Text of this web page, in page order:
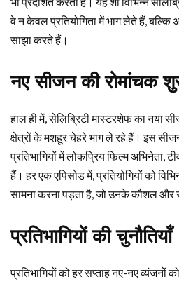
वे न केवल प्रतियोगिता में भाग लेते हैं,
साझा करते हैं।
नए सीजन की रोमांचक
हाल ही में, सेलिब्रिटी मास्टरशेफ का नया
क्षेत्रों के मशहूर चेहरे भाग ले रहे हैं। इस सीजन
प्रतिभागियों में लोकप्रिय फिल्म अभिनेता,
हैं। हर एक एपिसोड में, प्रतियोगियों को
सामना करना पड़ता है, जो उनके कौशल और
प्रतिभागियों की चुनौतियाँ
प्रतिभागियों को हर सप्ताह नए-नए व्यंजनों